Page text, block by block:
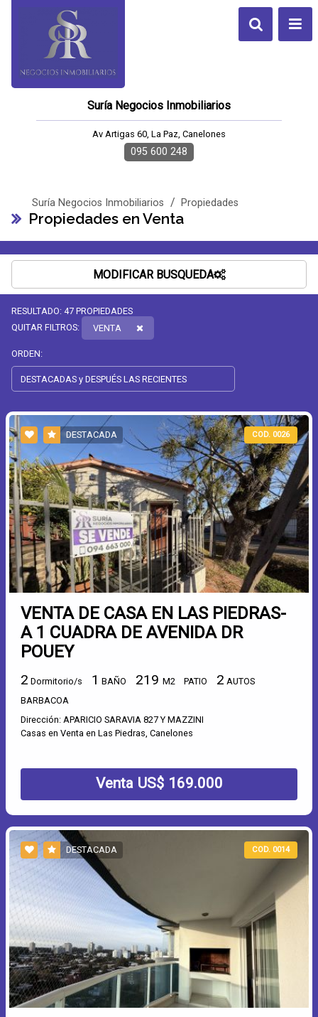
Suría Negocios Inmobiliarios
Av Artigas 60, La Paz, Canelones
095 600 248
Suría Negocios Inmobiliarios / Propiedades
Propiedades en Venta
MODIFICAR BUSQUEDA
RESULTADO: 47 PROPIEDADES
QUITAR FILTROS:
VENTA
ORDEN:
DESTACADA COD. 0026
VENTA DE CASA EN LAS PIEDRAS-
A 1 CUADRA DE AVENIDA DR
POUEY
2 Dormitorio/s 1 BAÑO 219 M2 PATIO 2 AUTOS
BARBACOA
Dirección: APARICIO SARAVIA 827 Y MAZZINI
Casas en Venta en Las Piedras, Canelones
Venta US$ 169.000
DESTACADA COD. 0014